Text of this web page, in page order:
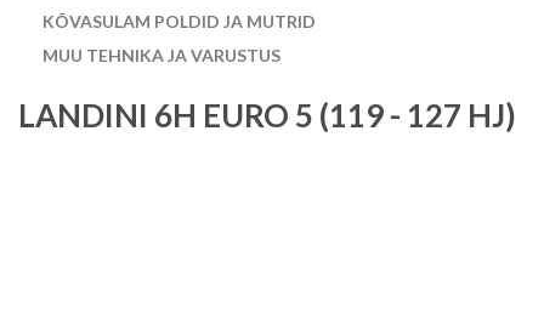
KÕVASULAM POLDID JA MUTRID
MUU TEHNIKA JA VARUSTUS
LANDINI 6H EURO 5 (119 - 127 HJ)